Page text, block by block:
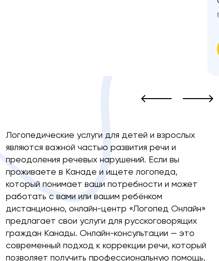
Логопедические услуги для детей и взрослых
являются важной частью развития речи и
преодоления речевых нарушений. Если вы
проживаете в Канаде и ищете логопеда,
который понимает ваши потребности и может
работать с вами или вашим ребёнком
дистанционно, онлайн-центр «Логопед Онлайн»
предлагает свои услуги для русскоговорящих
граждан Канады. Онлайн-консультации — это
современный подход к коррекции речи, который
позволяет получить профессиональную помощь,